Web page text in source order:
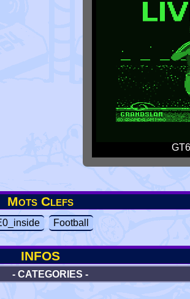
Mots Clefs
Football
INFOS
- CATEGORIES -